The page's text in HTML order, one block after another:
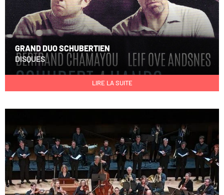
GRAND DUO SCHUBERTIEN
DISQUES
LIRE LA SUITE